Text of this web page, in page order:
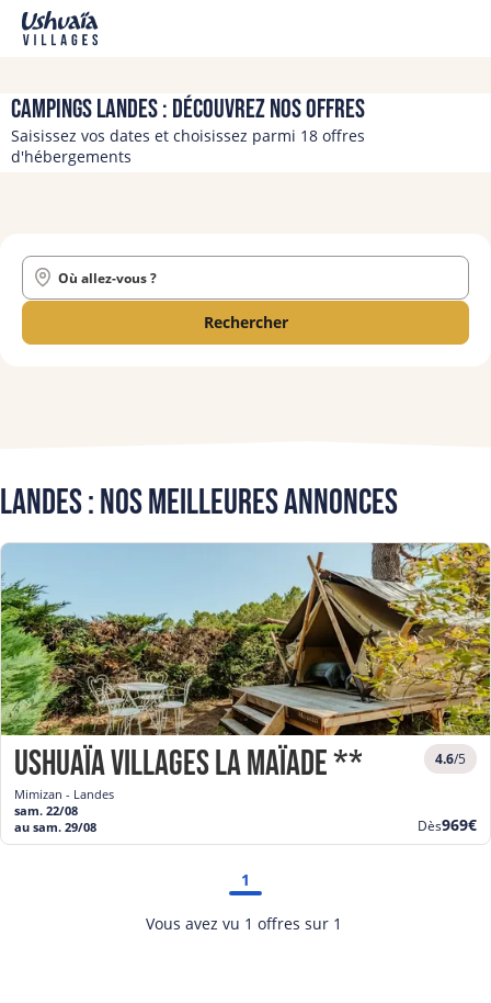
Campings Landes : découvrez nos offres
Saisissez vos dates et choisissez parmi 18 offres
d'hébergements
Où allez-vous ?
Rechercher
Landes : Nos meilleures annonces
Ushuaïa Villages La Maïade ***
Mimizan - Landes
4.6/5
sam. 22/08
au sam. 29/08
Dès
prix
969€
1
Vous avez vu 1 offres sur 1